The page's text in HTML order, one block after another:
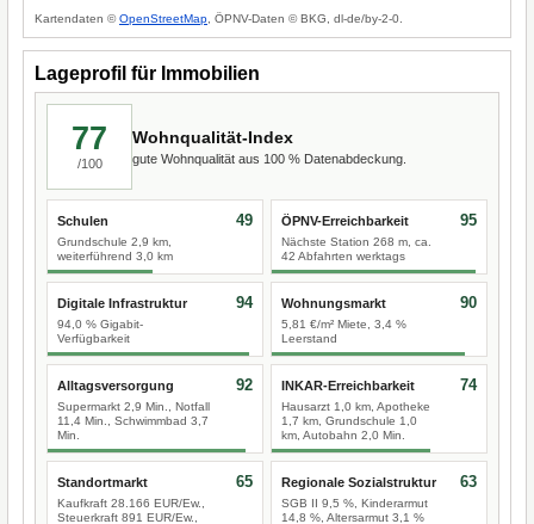
Kartendaten ©OpenStreetMap , ÖPNV-Daten © BKG, dl-de/by-2-0.
Lageprofil für Immobilien
77
/100
Wohnqualität-Index
gute Wohnqualität aus 100 % Datenabdeckung.
Schulen
Grundschule 2,9 km,
weiterführend 3,0 km
49 ÖPNV-Erreichbarkeit
Nächste Station 268 m, ca.
42 Abfahrten werktags
95
Digitale Infrastruktur
94,0 % Gigabit-
Verfügbarkeit
94 Wohnungsmarkt
5,81 €/m² Miete, 3,4 %
Leerstand
90
Alltagsversorgung
Supermarkt 2,9 Min., Notfall
11,4 Min., Schwimmbad 3,7
Min.
92 INKAR-Erreichbarkeit
Hausarzt 1,0 km, Apotheke
1,7 km, Grundschule 1,0
km, Autobahn 2,0 Min.
74
Standortmarkt
Kaufkraft 28.166 EUR/Ew.,
Steuerkraft 891 EUR/Ew.,
65 Regionale Sozialstruktur
SGB II 9,5 %, Kinderarmut
14,8 %, Altersarmut 3,1 %
63